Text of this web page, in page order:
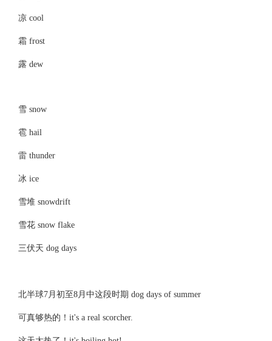
凉 cool
霜 frost
露 dew
雪 snow
雹 hail
雷 thunder
冰 ice
雪堆 snowdrift
雪花 snow flake
三伏天 dog days
北半球7月初至8月中这段时期 dog days of summer
可真够热的！it's a real scorcher.